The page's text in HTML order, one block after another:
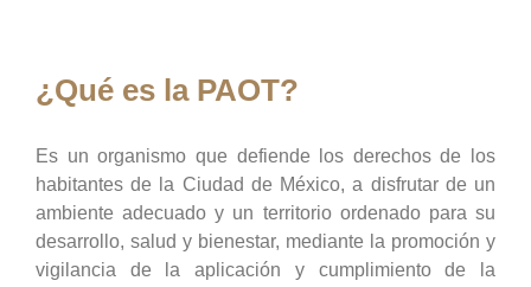
¿Qué es la PAOT?
Es un organismo que defiende los derechos de los
habitantes de la Ciudad de México, a disfrutar de un
ambiente adecuado y un territorio ordenado para su
desarrollo, salud y bienestar, mediante la promoción y
vigilancia de la aplicación y cumplimiento de la